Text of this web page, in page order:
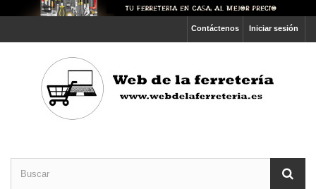
Iniciar sesión
Contáctenos